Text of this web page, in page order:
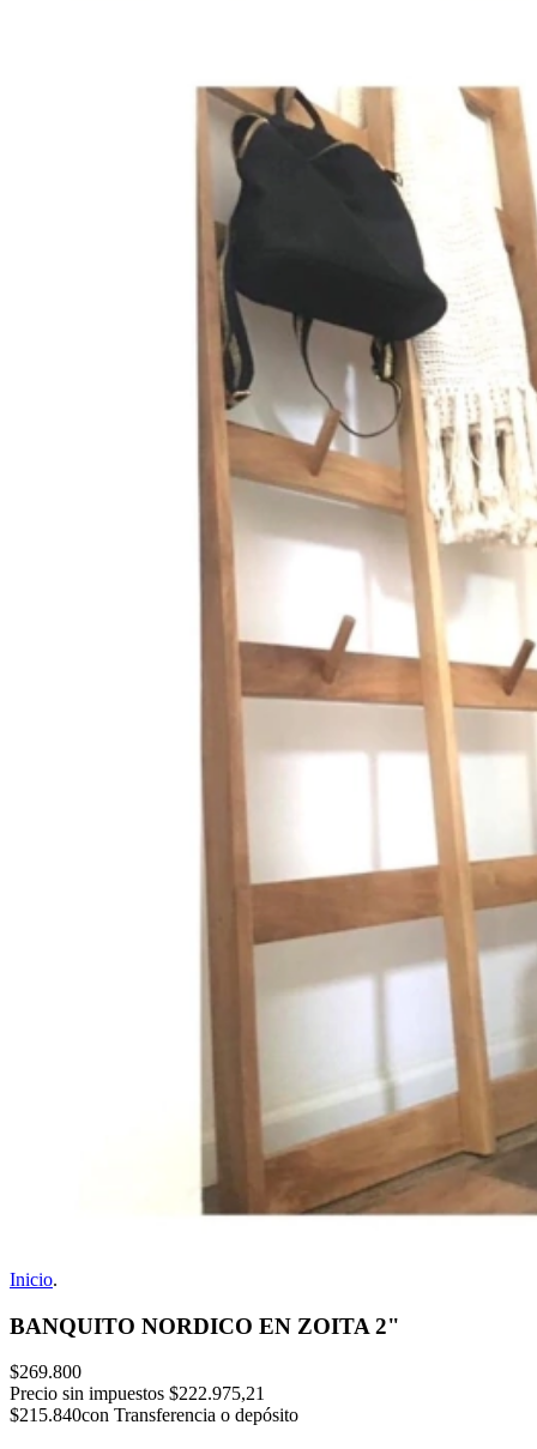
Inicio.
BANQUITO NORDICO EN ZOITA 2"
$269.800
Precio sin impuestos $222.975,21
$215.840con Transferencia o depósito